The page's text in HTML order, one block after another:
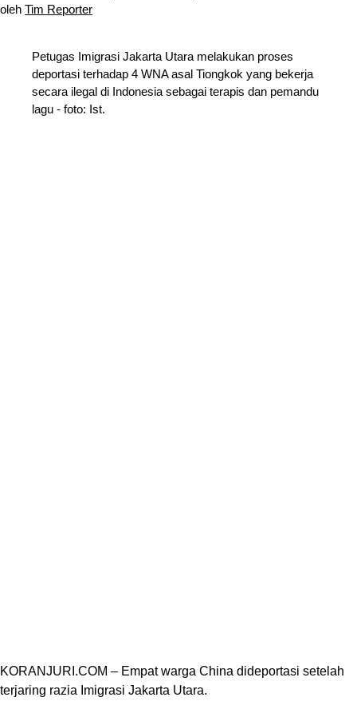
oleh Tim Reporter
Petugas Imigrasi Jakarta Utara melakukan proses
deportasi terhadap 4 WNA asal Tiongkok yang bekerja
secara ilegal di Indonesia sebagai terapis dan pemandu
lagu - foto: Ist.
KORANJURI.COM – Empat warga China dideportasi setelah
terjaring razia Imigrasi Jakarta Utara.